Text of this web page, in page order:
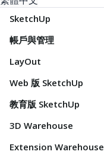
SketchUp
帳戶與管理
LayOut
Web 版 SketchUp
教育版 SketchUp
3D Warehouse
Extension Warehouse